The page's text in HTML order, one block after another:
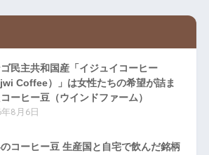
民主共和国産「イジュイコーヒー
Coffee）」は女性たちの希望が詰ま
ーヒー豆（ウインドファーム）
8月6日
コーヒー豆 生産国と自宅で飲んだ銘柄